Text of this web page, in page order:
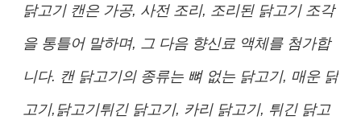
닭고기 캔은 가공, 사전 조리, 조리된 닭고기 조각
을 통틀어 말하며, 그 다음 향신료 액체를 첨가합
니다. 캔 닭고기의 종류는 뼈 없는 닭고기, 매운 닭
고기,닭고기튀긴 닭고기, 카리 닭고기, 튀긴 닭고